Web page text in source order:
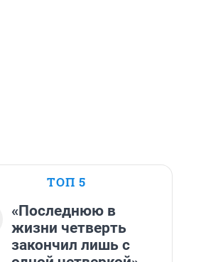
ТОП 5
«Последнюю в
жизни четверть
закончил лишь с